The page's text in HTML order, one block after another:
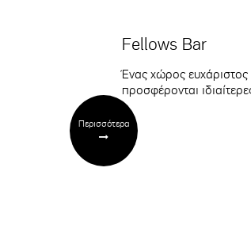
Fellows Bar
Ένας χώρος ευχάριστος
προσφέρονται
Περισσότερα